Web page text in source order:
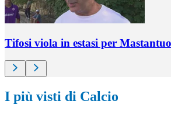
Tifosi viola in estasi per
I più visti di Calcio